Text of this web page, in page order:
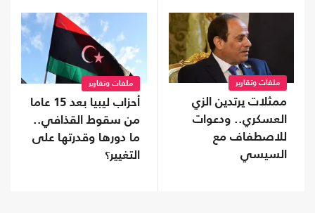
ملفات وتقارير
ممثلات يرتدين الزي
العسكري.. ودعوات
للاصطفاف مع
السيسي
ملفات وتقارير
أحزاب ليبيا بعد 15 عاما
من سقوط القذافي..
ما دورها وقدرتها على
التغيير؟